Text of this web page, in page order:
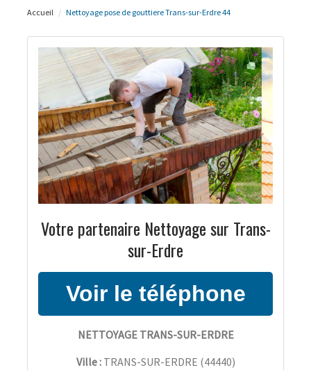
Accueil Nettoyage pose de gouttiere Trans-sur-Erdre 44
Votre partenaire Nettoyage sur Trans-
sur-Erdre
NETTOYAGE TRANS-SUR-ERDRE
Ville : TRANS-SUR-ERDRE (44440)